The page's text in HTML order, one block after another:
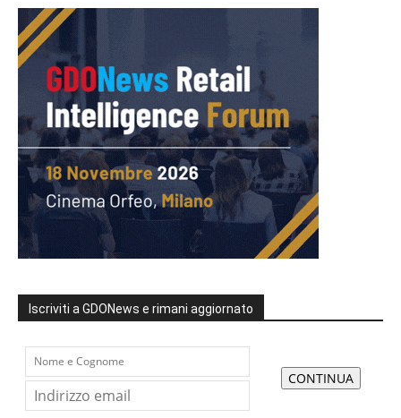
Iscriviti a GDONews e rimani aggiornato